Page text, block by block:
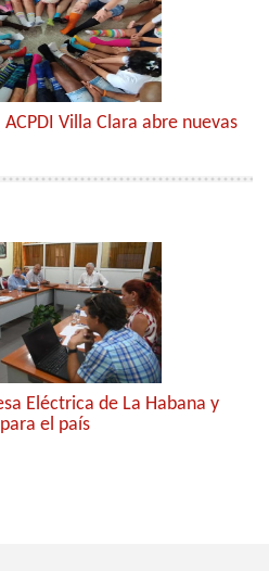
Villa Clara abre nuevas
Eléctrica de La Habana y
el país